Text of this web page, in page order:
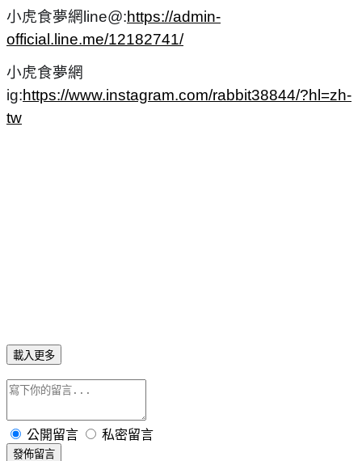
小虎食夢網line@:https://admin-
official.line.me/12182741/
小虎食夢網
ig:https://www.instagram.com/rabbit38844/?hl=zh-
tw
載入更多
公開留言 私密留言
發佈留言